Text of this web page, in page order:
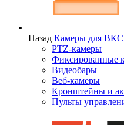
Назад Камеры для ВКС
PTZ-камеры
Фиксированные
Видеобары
Веб-камеры
Кронштейны и
Пульты